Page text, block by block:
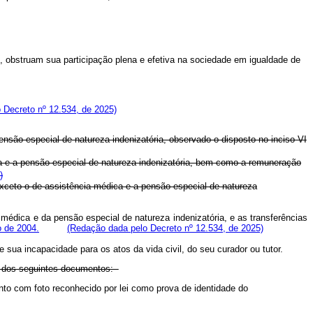
sua participação plena e efetiva na sociedade em igualdade de
nº 12.534, de 2025)
especial de natureza indenizatória, observado o disposto no inciso VI
a pensão especial de natureza indenizatória, bem como a remuneração
o de assistência médica e a pensão especial de natureza
e da pensão especial de natureza indenizatória, e as transferências
2004.
(Redação dada pelo Decreto nº 12.534, de 2025)
incapacidade para os atos da vida civil, do seu curador ou tutor.
dos seguintes documentos:
com foto reconhecido por lei como prova de identidade do